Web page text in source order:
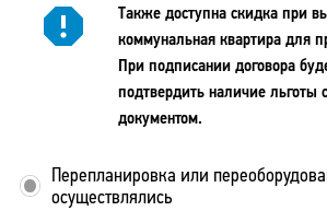
Также доступна скидка при
коммунальная квартира для
При подписании договора
подтвердить наличие льготы
документом.
Перепланировка или
осуществлялись